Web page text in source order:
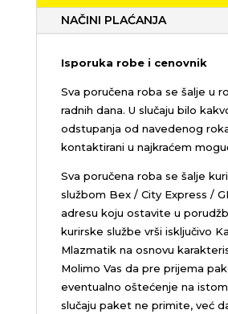
NAČINI PLAĆANJA
Isporuka robe i cenovnik
Sva poručena roba se šalje u
radnih dana. U slučaju bilo
odstupanja od navedenog
kontaktirani u najkraćem
Sva poručena roba se šalje
službom Bex / City Express /
adresu koju ostavite u
kurirske službe vrši isključivo
Mlazmatik na osnovu
Molimo Vas da pre prijema
eventualno oštećenje na
slučaju paket ne primite, već